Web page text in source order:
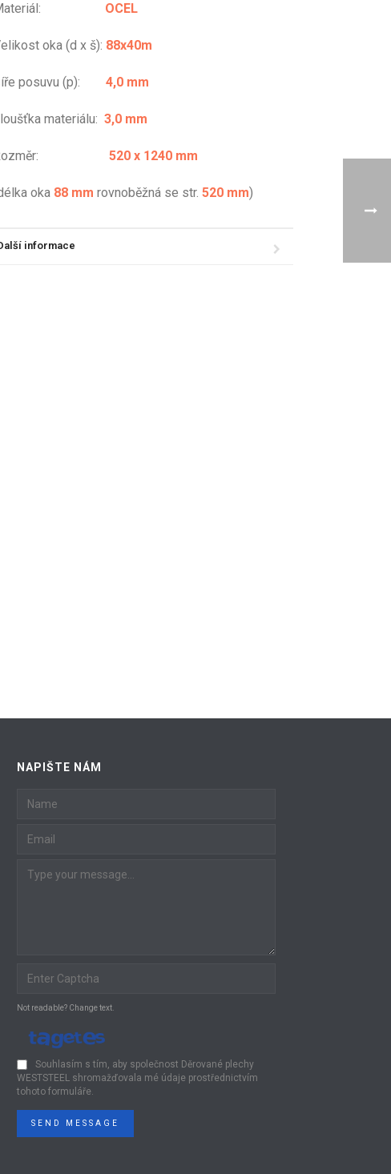
OCEL
oka (d x š): 88x40m
posuvu (p): 4,0 mm
materiálu: 3,0 mm
520 x 1240 mm
oka 88 mm rovnoběžná se str. 520 mm)
informace
NAPIŠTE NÁM
Not readable? Change text.
Souhlasím s tím, aby společnost Děrované plechy
WESTSTEEL shromažďovala mé údaje prostřednictvím
tohoto formuláře.
SEND MESSAGE